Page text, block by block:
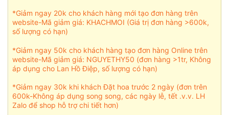
*Giảm ngay 20k cho khách hàng mới tạo đơn hàng trên
website-Mã giảm giá: KHACHMOI (Giá trị đơn hàng >600k,
số lượng có hạn)
*Giảm ngay 50k cho khách hàng tạo đơn hàng Online trên
website-Mã giảm giá: NGUYETHY50 (đơn hàng >1tr, Không
áp dụng cho Lan Hồ Điệp, số lượng có hạn)
*Giảm ngay 30k khi khách Đặt hoa trước 2 ngày (đơn trên
600k-Không áp dụng song song, các ngày lễ, tết .v.v. LH
Zalo để shop hỗ trợ chi tiết hơn)